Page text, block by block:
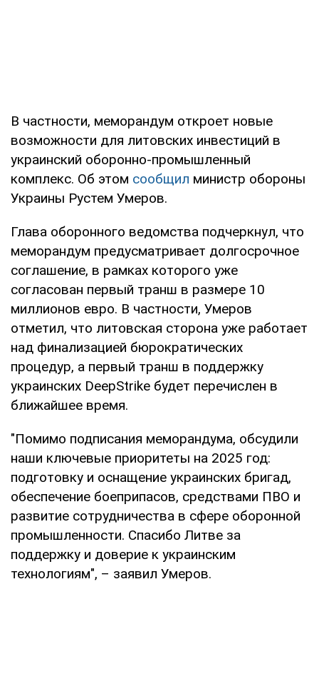
В частности, меморандум откроет новые
возможности для литовских инвестиций в
украинский оборонно-промышленный
комплекс. Об этом сообщил министр обороны
Украины Рустем Умеров.
Глава оборонного ведомства подчеркнул, что
меморандум предусматривает долгосрочное
соглашение, в рамках которого уже
согласован первый транш в размере 10
миллионов евро. В частности, Умеров
отметил, что литовская сторона уже работает
над финализацией бюрократических
процедур, а первый транш в поддержку
украинских DeepStrike будет перечислен в
ближайшее время.
"Помимо подписания меморандума, обсудили
наши ключевые приоритеты на 2025 год:
подготовку и оснащение украинских бригад,
обеспечение боеприпасов, средствами ПВО и
развитие сотрудничества в сфере оборонной
промышленности. Спасибо Литве за
поддержку и доверие к украинским
технологиям", – заявил Умеров.